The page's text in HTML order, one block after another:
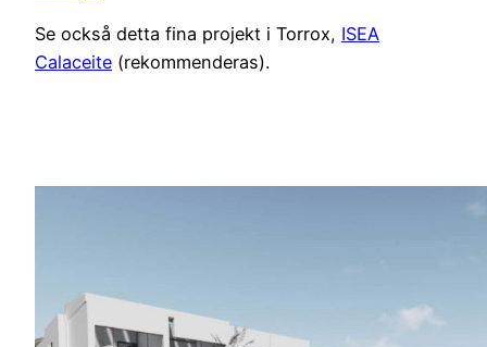
Se också detta fina projekt i Torrox, ISEA
Calaceite (rekommenderas).